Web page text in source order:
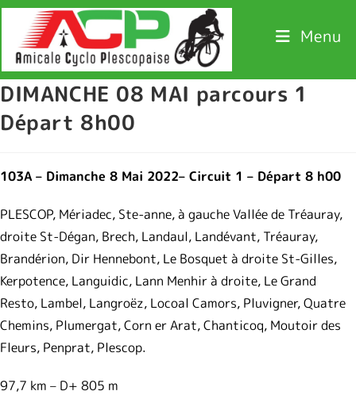
Menu
DIMANCHE 08 MAI parcours 1
Départ 8h00
103A – Dimanche 8 Mai 2022– Circuit 1 – Départ 8 h00
PLESCOP, Mériadec, Ste-anne, à gauche Vallée de Tréauray,
droite St-Dégan, Brech, Landaul, Landévant, Tréauray,
Brandérion, Dir Hennebont, Le Bosquet à droite St-Gilles,
Kerpotence, Languidic, Lann Menhir à droite, Le Grand
Resto, Lambel, Langroëz, Locoal Camors, Pluvigner, Quatre
Chemins, Plumergat, Corn er Arat, Chanticoq, Moutoir des
Fleurs, Penprat, Plescop.
97,7 km – D+ 805 m